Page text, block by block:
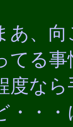
あ、
てる
度な
・・